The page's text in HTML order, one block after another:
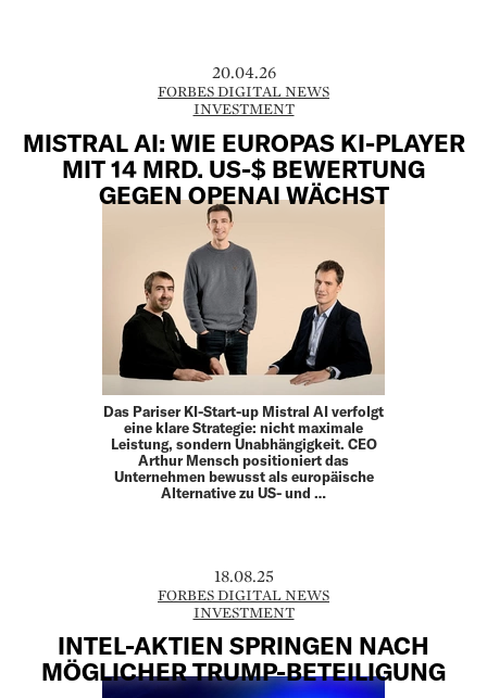
20.04.26
FORBES DIGITAL NEWS
INVESTMENT
MISTRAL AI: WIE EUROPAS KI-PLAYER
MIT 14 MRD. US-$ BEWERTUNG
GEGEN OPENAI WÄCHST
Das Pariser KI-Start-up Mistral AI verfolgt
eine klare Strategie: nicht maximale
Leistung, sondern Unabhängigkeit. CEO
Arthur Mensch positioniert das
Unternehmen bewusst als europäische
Alternative zu US- und …
18.08.25
FORBES DIGITAL NEWS
INVESTMENT
INTEL-AKTIEN SPRINGEN NACH
MÖGLICHER TRUMP-BETEILIGUNG